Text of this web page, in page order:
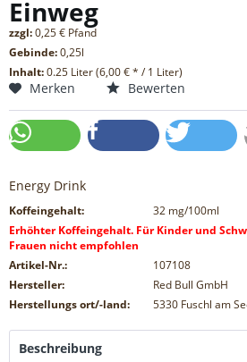
Einweg
zzgl:0,25 € Pfand
Gebinde:0,25l
Inhalt:0.25 Liter (6,00 € * / 1 Liter)
Merken Bewerten
Energy Drink
Koffeingehalt: 32 mg/100ml
Erhöhter Koffeingehalt. Für Kinder und
Frauen nicht empfohlen
Artikel-Nr.:
107108
Hersteller:
Red Bull GmbH
Herstellungs ort/-land:
5330 Fuschl am
Beschreibung